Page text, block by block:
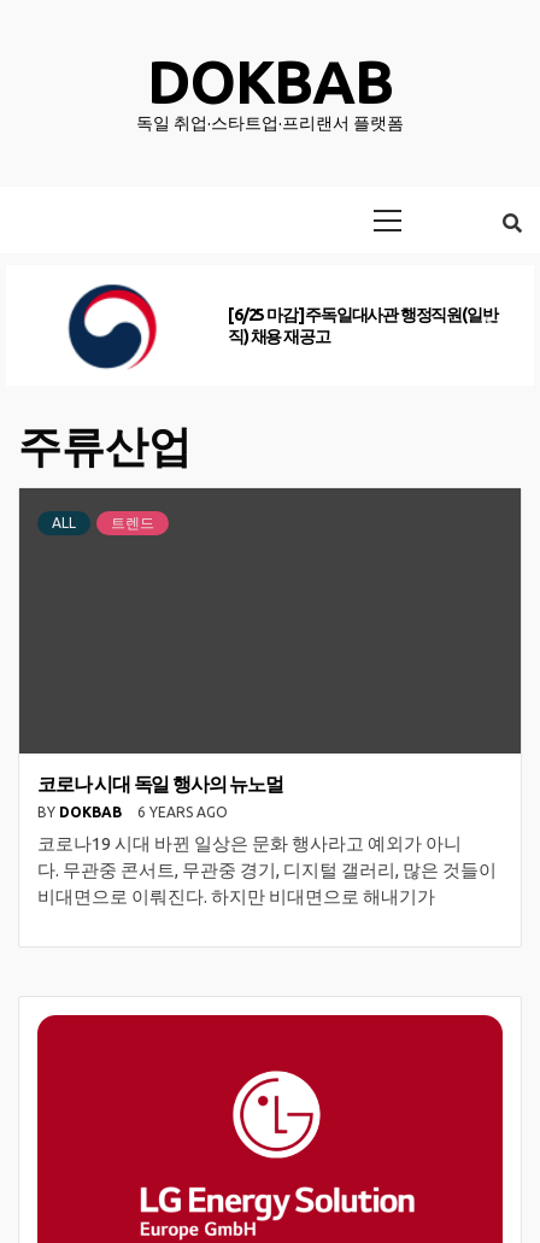
DOKBAB
독일 취업·스타트업·프리랜서 플랫폼
[6/25 마감] 주독일대사관 행정직원(일반
직) 채용 재공고
주류산업
ALL 트렌드
코로나 시대 독일 행사의 뉴노멀
BY DOKBAB 6 YEARS AGO
코로나19 시대 바뀐 일상은 문화 행사라고 예외가 아니
다. 무관중 콘서트, 무관중 경기, 디지털 갤러리, 많은 것들이
비대면으로 이뤄진다. 하지만 비대면으로 해내기가